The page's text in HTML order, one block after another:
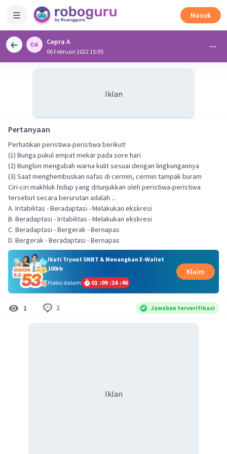
Masuk
Cepra A
06 Februari 2022 15:05
Iklan
Pertanyaan
Perhatikan peristiwa-peristiwa berikut!
(1) Bunga pukul empat mekar pada sore hari
(2) Bunglon mengubah warna kulit sesuai dengan lingkungannya
(3) Saat menghembuskan nafas di cermin, cermin tampak buram
Ciri-ciri makhluk hidup yang ditunjukkan oleh peristiwa-peristiwa
tersebut secara berurutan adalah ...
A. Iritabilitas - Beradaptasi - Melakukan ekskresi
B. Beradaptasi - Iritabilitas - Melakukan ekskresi
C. Beradaptasi - Bergerak - Bernapas
D. Bergerak - Beradaptasi - Bernapas
Ikuti Tryout SNBT & Menangkan E-Wallet
100rb
Habis dalam
01 :09 :14 :45
Klaim
1 2 Jawaban terverifikasi
Iklan